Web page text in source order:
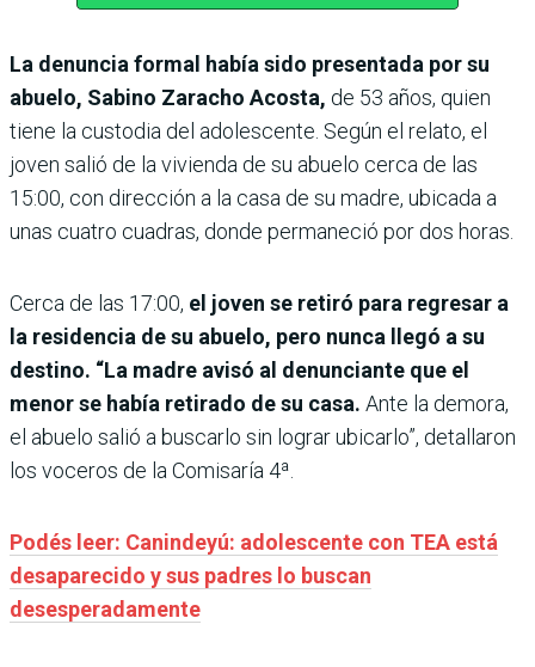
La denuncia formal había sido presentada por su
abuelo, Sabino Zaracho Acosta, de 53 años, quien
tiene la custodia del adolescente. Según el relato, el
joven salió de la vivienda de su abuelo cerca de las
15:00, con dirección a la casa de su madre, ubicada a
unas cuatro cuadras, donde permaneció por dos horas.
Cerca de las 17:00, el joven se retiró para regresar a
la residencia de su abuelo, pero nunca llegó a su
destino. “La madre avisó al denunciante que el
menor se había retirado de su casa. Ante la demora,
el abuelo salió a buscarlo sin lograr ubicarlo”, detallaron
los voceros de la Comisaría 4ª.
Podés leer: Canindeyú: adolescente con TEA está
desaparecido y sus padres lo buscan
desesperadamente